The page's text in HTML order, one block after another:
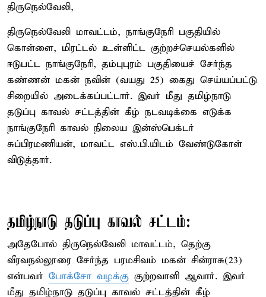
திருநெல்வேலி,
திருநெல்வேலி மாவட்டம், நாங்குநேரி பகுதியில்
கொள்ளை, மிரட்டல் உள்ளிட்ட குற்றச்செயல்களில்
ஈடுபட்ட நாங்குநேரி, தம்புபுரம் பகுதியைச் சேர்ந்த
கண்ணன் மகன் நவின் (வயது 25) கைது செய்யப்பட்டு
சிறையில் அடைக்கப்பட்டார். இவர் மீது தமிழ்நாடு
தடுப்பு காவல் சட்டத்தின் கீழ் நடவடிக்கை எடுக்க
நாங்குநேரி காவல் நிலைய இன்ஸ்பெக்டர்
சுப்பிரமணியன், மாவட்ட எஸ்.பி.யிடம் வேண்டுகோள்
விடுத்தார்.
தமிழ்நாடு தடுப்பு காவல் சட்டம்:
அதேபோல் திருநெல்வேலி மாவட்டம், தெற்கு
வீரவநல்லூரை சேர்ந்த பரமசிவம் மகன் சின்ராசு(23)
என்பவர் போக்சோ வழக்கு குற்றவாளி ஆவார். இவர்
மீது தமிழ்நாடு தடுப்பு காவல் சட்டத்தின் கீழ்